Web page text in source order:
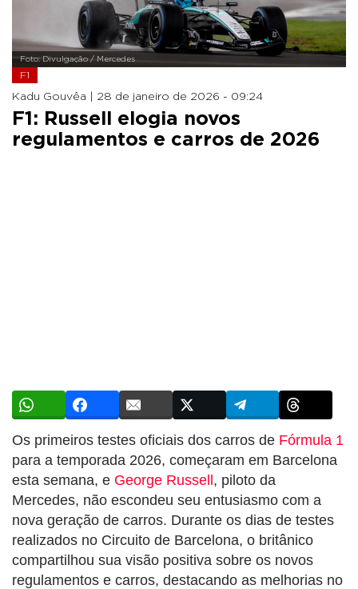
Foto: Divulgação / Mercedes
F1
Kadu Gouvêa | 28 de janeiro de 2026 - 09:24
F1: Russell elogia novos
regulamentos e carros de 2026
Os primeiros testes oficiais dos carros de Fórmula 1
para a temporada 2026, começaram em Barcelona
esta semana, e George Russell, piloto da
Mercedes, não escondeu seu entusiasmo com a
nova geração de carros. Durante os dias de testes
realizados no Circuito de Barcelona, o britânico
compartilhou sua visão positiva sobre os novos
regulamentos e carros, destacando as melhorias no